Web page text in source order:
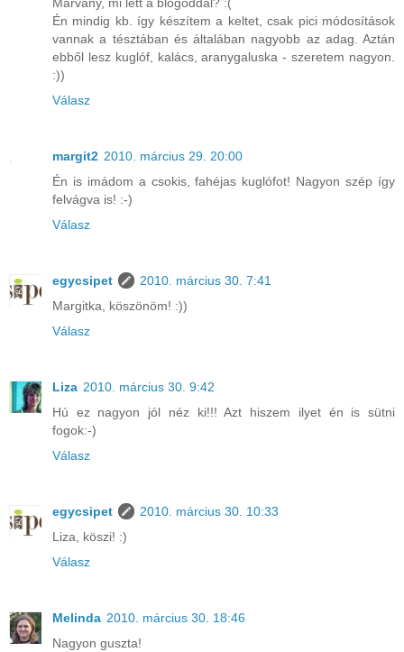
Márvány, mi lett a blogoddal? :(
Én mindig kb. így készítem a keltet, csak pici módosítások
vannak a tésztában és általában nagyobb az adag. Aztán
ebből lesz kuglóf, kalács, aranygaluska - szeretem nagyon.
:))
Válasz
margit2 2010. március 29. 20:00
Én is imádom a csokis, fahéjas kuglófot! Nagyon szép így
felvágva is! :-)
Válasz
egycsipet
2010. március 30. 7:41
Margitka, köszönöm! :))
Válasz
Liza 2010. március 30. 9:42
Hú ez nagyon jól néz ki!!! Azt hiszem ilyet én is sütni
fogok:-)
Válasz
egycsipet
2010. március 30. 10:33
Liza, köszi! :)
Válasz
Melinda 2010. március 30. 18:46
Nagyon guszta!